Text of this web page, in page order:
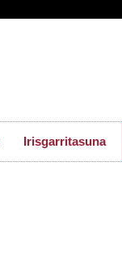
Irisgarritasuna